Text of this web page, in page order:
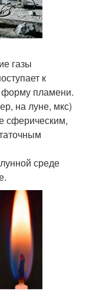
газы
к
пламени.
на луне, мкс)
сферическим,
среде